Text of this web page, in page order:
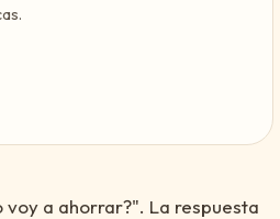
voy a ahorrar?". La respuesta